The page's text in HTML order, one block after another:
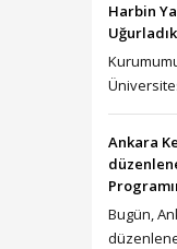
Harbin
Uğurladık
Ankara
Bugün,